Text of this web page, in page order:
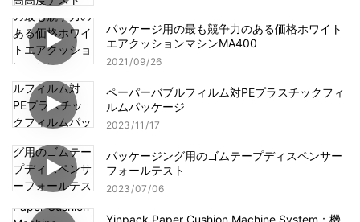
パッケージ用の最も競争力のある価格ホワイト
エアクッションマシンMA400
2021 09 26
ペーパーバブルフィルム対PEプラスチックフィ
ルムパッケージ
2023 11 17
パッケージング用のゴムテープディスペンサー
フォールテスト
2023 07 06
Yjnpack Paper Cushion Machine System：機